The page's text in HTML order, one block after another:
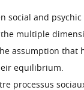
social and psychic
multiple
assumption that
equilibrium.
processus